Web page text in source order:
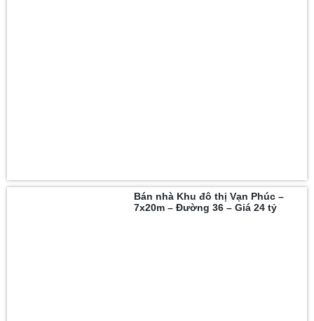
Bán nhà Khu đô thị Vạn Phúc –
7x20m – Đường 36 – Giá 24 tỷ